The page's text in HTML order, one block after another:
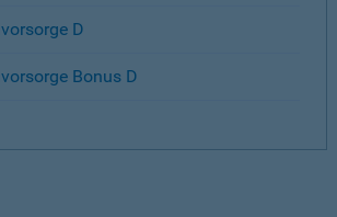
D
Bonus D